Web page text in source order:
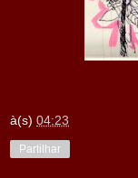
à(s) 04:23
Partilhar